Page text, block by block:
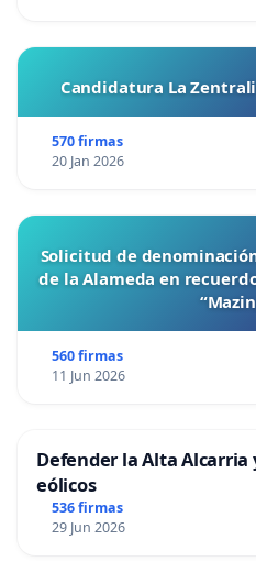
Candidatura La
570 firmas
20 Jan 2026
Solicitud de
de la Alameda en
560 firmas
11 Jun 2026
Defender la Alta
eólicos
536 firmas
29 Jun 2026